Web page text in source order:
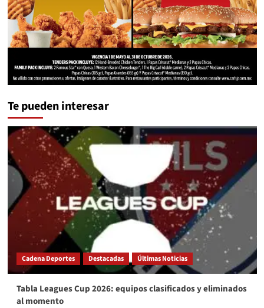
Te pueden interesar
Cadena Deportes Destacadas Últimas Noticias
Tabla Leagues Cup 2026: equipos clasificados y eliminados
al momento